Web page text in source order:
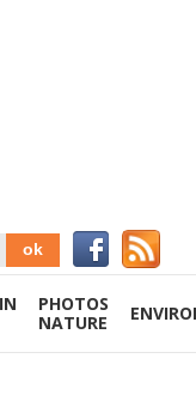
PHOTOS
NATURE